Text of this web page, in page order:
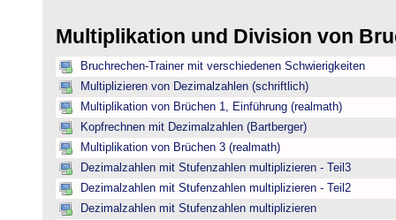
Multiplikation und Division von
Bruchrechen-Trainer mit verschiedenen Schwierigkeiten
Multiplizieren von Dezimalzahlen (schriftlich)
Multiplikation von Brüchen 1, Einführung (realmath)
Kopfrechnen mit Dezimalzahlen (Bartberger)
Multiplikation von Brüchen 3 (realmath)
Dezimalzahlen mit Stufenzahlen multiplizieren - Teil3
Dezimalzahlen mit Stufenzahlen multiplizieren - Teil2
Dezimalzahlen mit Stufenzahlen multiplizieren